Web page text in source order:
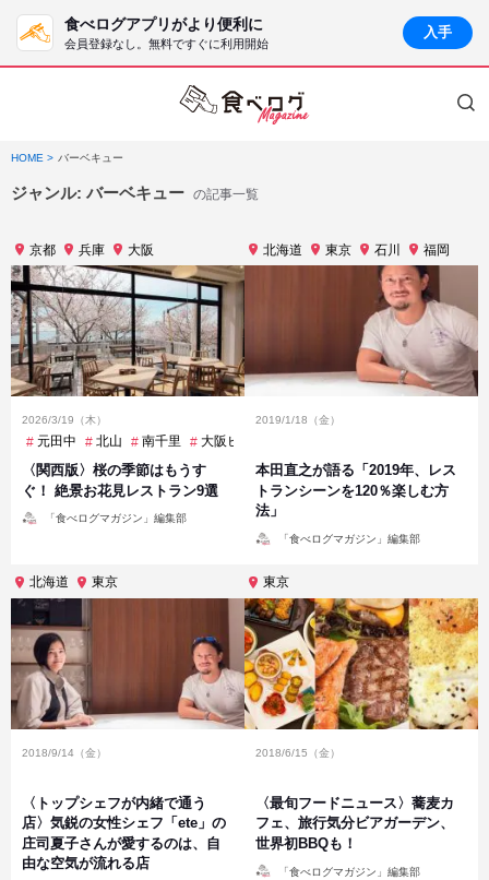
食べログアプリがより便利に
会員登録なし。無料ですぐに利用開始
入手
HOME バーベキュー
ジャンル: バーベキュー の記事一覧
京都 兵庫 大阪
2026/3/19（木）
元田中 北山 南千里 大阪ビジネスパーク
〈関西版〉桜の季節はもうす
ぐ！ 絶景お花見レストラン9選
「食べログマガジン」編集部
北海道 東京 石川 福岡
2019/1/18（金）
本田直之が語る「2019年、レス
トランシーンを120％楽しむ方
法」
「食べログマガジン」編集部
北海道 東京
2018/9/14（金）
〈トップシェフが内緒で通う
店〉気鋭の女性シェフ「ete」の
庄司夏子さんが愛するのは、自
由な空気が流れる店
東京
2018/6/15（金）
〈最旬フードニュース〉蕎麦カ
フェ、旅行気分ビアガーデン、
世界初BBQも！
「食べログマガジン」編集部